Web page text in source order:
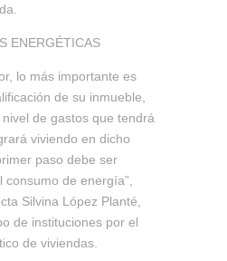
ENERGÉTICAS
lo más importante es
de su inmueble,
de gastos que tendrá
viviendo en dicho
paso debe ser
de energía”,
Silvina López Planté,
de instituciones por el
de viviendas.